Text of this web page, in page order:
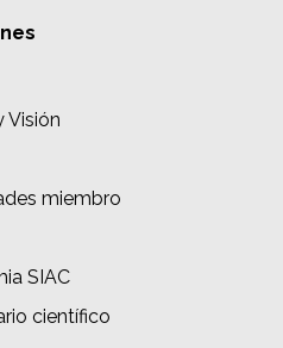
Visión
miembro
SIAC
científico